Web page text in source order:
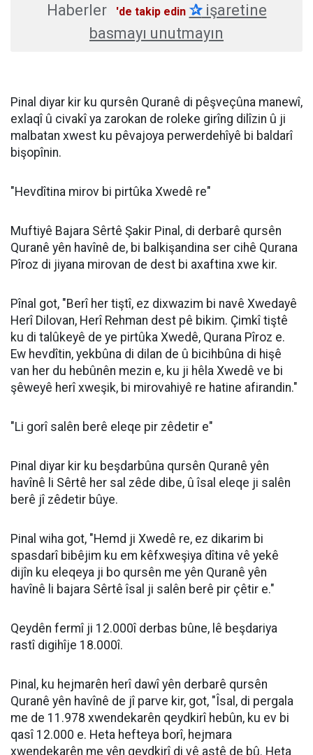
Haberler
'de takip edin ✰işaretine
basmayı unutmayın
Pinal diyar kir ku qursên Quranê di pêşveçûna manewî,
exlaqî û civakî ya zarokan de roleke girîng dilîzin û ji
malbatan xwest ku pêvajoya perwerdehîyê bi baldarî
bişopînin.
"Hevdîtina mirov bi pirtûka Xwedê re"
Muftiyê Bajara Sêrtê Şakir Pinal, di derbarê qursên
Quranê yên havînê de, bi balkişandina ser cihê Qurana
Pîroz di jiyana mirovan de dest bi axaftina xwe kir.
Pînal got, "Berî her tiştî, ez dixwazim bi navê Xwedayê
Herî Dilovan, Herî Rehman dest pê bikim. Çimkî tiştê
ku di talûkeyê de ye pirtûka Xwedê, Qurana Pîroz e.
Ew hevdîtin, yekbûna di dilan de û bicihbûna di hişê
van her du hebûnên mezin e, ku ji hêla Xwedê ve bi
şêweyê herî xweşik, bi mirovahiyê re hatine afirandin."
"Li gorî salên berê eleqe pir zêdetir e"
Pinal diyar kir ku beşdarbûna qursên Quranê yên
havînê li Sêrtê her sal zêde dibe, û îsal eleqe ji salên
berê jî zêdetir bûye.
Pinal wiha got, "Hemd ji Xwedê re, ez dikarim bi
spasdarî bibêjim ku em kêfxweşiya dîtina vê yekê
dijîn ku eleqeya ji bo qursên me yên Quranê yên
havînê li bajara Sêrtê îsal ji salên berê pir çêtir e."
Qeydên fermî ji 12.000î derbas bûne, lê beşdariya
rastî digihîje 18.000î.
Pinal, ku hejmarên herî dawî yên derbarê qursên
Quranê yên havînê de jî parve kir, got, "Îsal, di pergala
me de 11.978 xwendekarên qeydkirî hebûn, ku ev bi
qasî 12.000 e. Heta hefteya borî, hejmara
xwendekarên me yên qeydkirî di vê astê de bû. Heta